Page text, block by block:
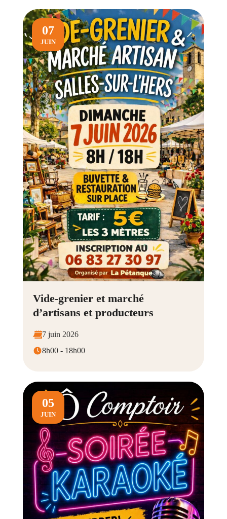
07
JUIN
Vide-grenier et marché
d’artisans et producteurs
7 juin 2026
8h00 - 18h00
05
JUIN